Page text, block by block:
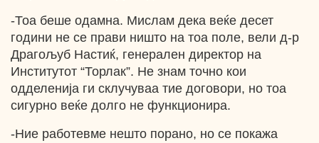
-Тоа беше одамна. Мислам дека веќе десет
години не се прави ништо на тоа поле, вели д-р
Драгољуб Настиќ, генерален директор на
Институтот “Торлак”. Не знам точно кои
одделенија ги склучуваа тие договори, но тоа
сигурно веќе долго не функционира.
-Ние работевме нешто порано, но се покажа